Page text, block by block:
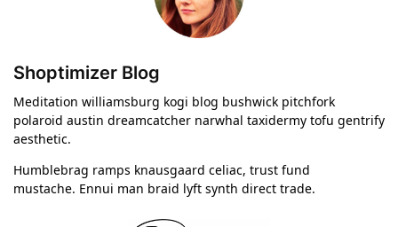
Shoptimizer Blog
Meditation williamsburg kogi blog bushwick pitchfork
polaroid austin dreamcatcher narwhal taxidermy tofu gentrify
aesthetic.
Humblebrag ramps knausgaard celiac, trust fund
mustache. Ennui man braid lyft synth direct trade.